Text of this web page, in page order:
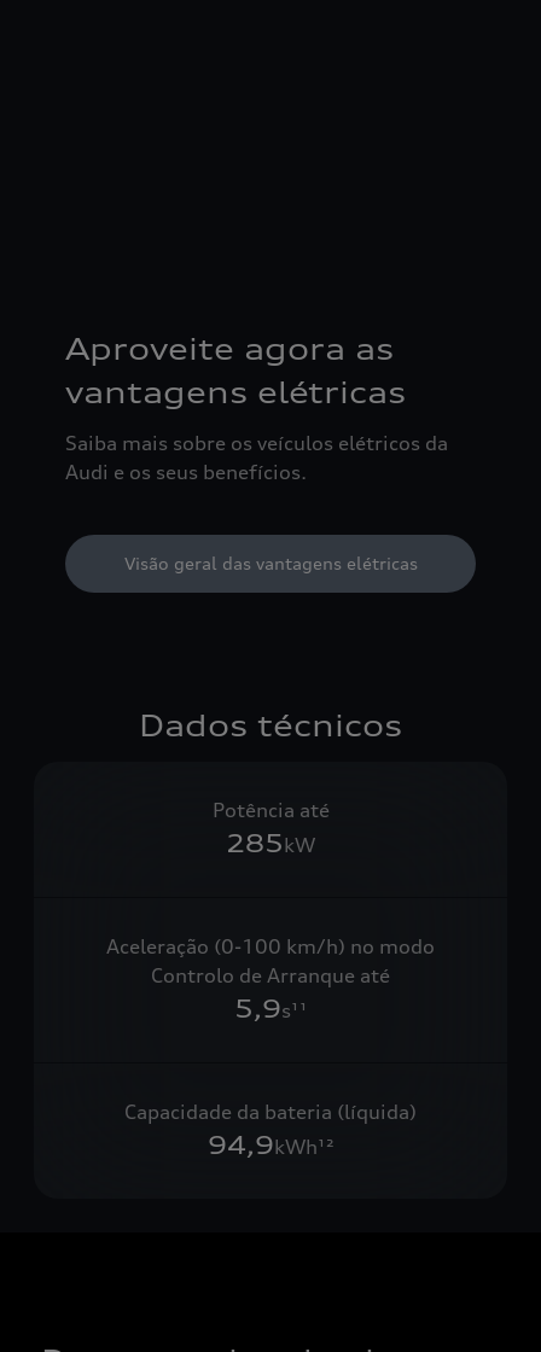
Aproveite agora as
vantagens elétricas
Saiba mais sobre os veículos elétricos da
Audi e os seus benefícios.
Visão geral das vantagens elétricas
Dados técnicos
Potência até
285kW
Aceleração (0-100 km/h) no modo
Controlo de Arranque até
5,9s¹¹
Capacidade da bateria (líquida)
94,9kWh¹²